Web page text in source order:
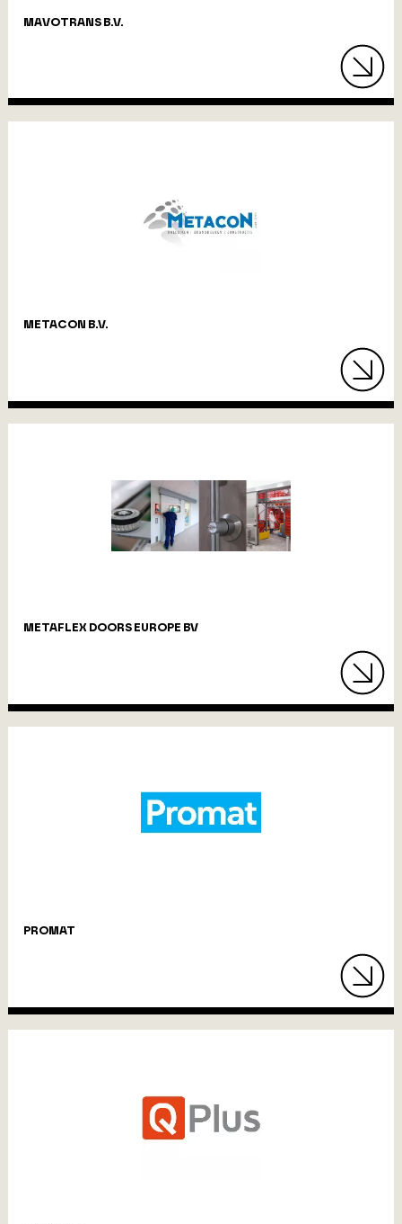
MAVOTRANS B.V.
METACON B.V.
METAFLEX DOORS EUROPE BV
PROMAT